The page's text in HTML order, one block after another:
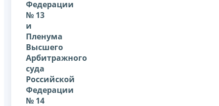
Федерации
№ 13
и
Пленума
Высшего
Арбитражного
суда
Российской
Федерации
№ 14